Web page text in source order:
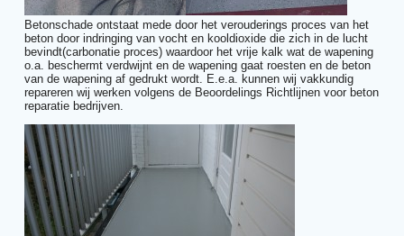
Betonschade ontstaat mede door het verouderings proces van het
beton door indringing van vocht en kooldioxide die zich in de lucht
bevindt(carbonatie proces) waardoor het vrije kalk wat de wapening
o.a. beschermt verdwijnt en de wapening gaat roesten en de beton
van de wapening af gedrukt wordt. E.e.a. kunnen wij vakkundig
repareren wij werken volgens de Beoordelings Richtlijnen voor beton
reparatie bedrijven.